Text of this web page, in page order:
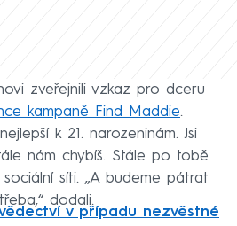
zveřejnili vzkaz pro dceru
kampaně Find Maddie.
k 21. narozeninám. Jsi
nám chybíš. Stále po tobě
síti. „A budeme pátrat
dodali.
v případu nezvěstné